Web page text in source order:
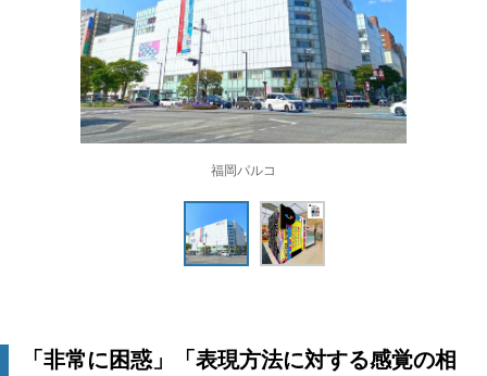
福岡パルコ
「非常に困惑」「表現方法に対する感覚の相